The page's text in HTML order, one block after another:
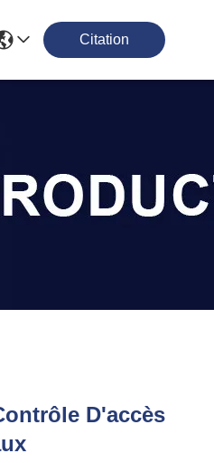
Citation
D'accès